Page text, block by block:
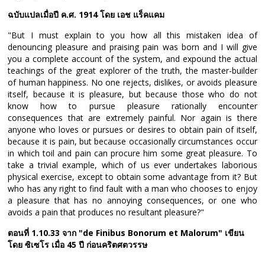
ฉบับแปลเมื่อปี ค.ศ. 1914 โดย เอช แร็คแคม
"But I must explain to you how all this mistaken idea of
denouncing pleasure and praising pain was born and I will give
you a complete account of the system, and expound the actual
teachings of the great explorer of the truth, the master-builder
of human happiness. No one rejects, dislikes, or avoids pleasure
itself, because it is pleasure, but because those who do not
know how to pursue pleasure rationally encounter
consequences that are extremely painful. Nor again is there
anyone who loves or pursues or desires to obtain pain of itself,
because it is pain, but because occasionally circumstances occur
in which toil and pain can procure him some great pleasure. To
take a trivial example, which of us ever undertakes laborious
physical exercise, except to obtain some advantage from it? But
who has any right to find fault with a man who chooses to enjoy
a pleasure that has no annoying consequences, or one who
avoids a pain that produces no resultant pleasure?"
ตอนที่ 1.10.33 จาก "de Finibus Bonorum et Malorum" เขียน
โดย ซิเซโร เมื่อ 45 ปี ก่อนคริตศตวรรษ